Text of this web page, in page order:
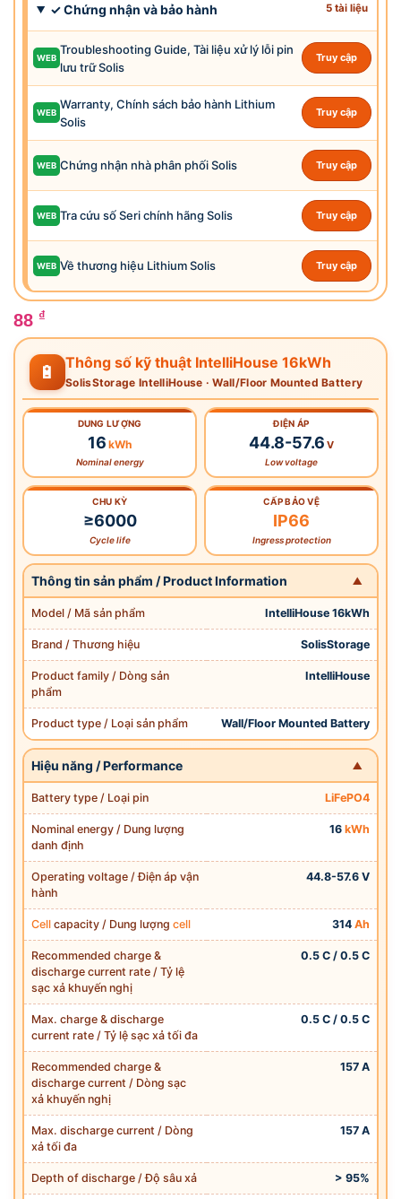
✓ Chứng nhận và bảo hành 5 tài liệu
WEB
Troubleshooting Guide, Tài liệu xử lý lỗi pin
lưu trữ Solis
Truy cập
WEB
Warranty, Chính sách bảo hành Lithium
Solis
Truy cập
WEB Chứng nhận nhà phân phối Solis Truy cập
WEB Tra cứu số Seri chính hãng Solis Truy cập
WEB Về thương hiệu Lithium Solis Truy cập
88 ₫
🔋 Thông số kỹ thuật IntelliHouse 16kWh
SolisStorage IntelliHouse · Wall/Floor Mounted Battery
DUNG LƯỢNG
16 kWh
Nominal energy
ĐIỆN ÁP
44.8-57.6 V
Low voltage
CHU KỲ
≥6000
Cycle life
CẤP BẢO VỆ
IP66
Ingress protection
Thông tin sản phẩm / Product Information
Model / Mã sản phẩm IntelliHouse 16kWh
Brand / Thương hiệu SolisStorage
Product family / Dòng sản
phẩm
IntelliHouse
Product type / Loại sản phẩm Wall/Floor Mounted Battery
Hiệu năng / Performance
Battery type / Loại pin LiFePO4
Nominal energy / Dung lượng
danh định
16 kWh
Operating voltage / Điện áp vận
hành
44.8-57.6 V
Cell capacity / Dung lượng cell 314 Ah
Recommended charge &
discharge current rate / Tỷ lệ
sạc xả khuyến nghị
0.5 C / 0.5 C
Max. charge & discharge
current rate / Tỷ lệ sạc xả tối đa
0.5 C / 0.5 C
Recommended charge &
discharge current / Dòng sạc
xả khuyến nghị
157 A
Max. discharge current / Dòng
xả tối đa
157 A
Depth of discharge / Độ sâu xả > 95%